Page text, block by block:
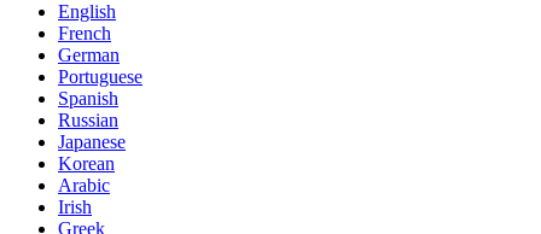
English
French
German
Portuguese
Spanish
Russian
Japanese
Korean
Arabic
Irish
Greek